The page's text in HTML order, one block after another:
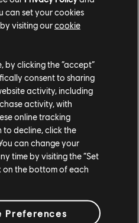
zu unserem letzten
Aktualisierungen des
die Live-Version des Spiels
zu den Änderungen
des Kampfsystems
can set your cookies
visiting ourcookie
clicking the “accept”
consent to sharing
activity, including
activity, with
online tracking
to decline, click the
can change your
time by visiting the “Set
on the bottom of each
Preferences